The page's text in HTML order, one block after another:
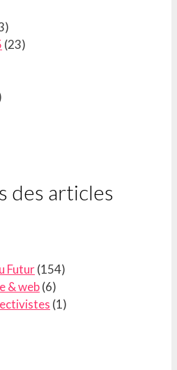
(23)
des articles
Futur(154)
& web(6)
(1)